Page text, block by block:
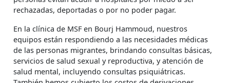
rechazadas, deportadas o por no poder pagar.
En la clínica de MSF en Bourj Hammoud, nuestros
equipos están respondiendo a las necesidades médicas
de las personas migrantes, brindando consultas básicas,
servicios de salud sexual y reproductiva, y atención de
salud mental, incluyendo consultas psiquiátricas.